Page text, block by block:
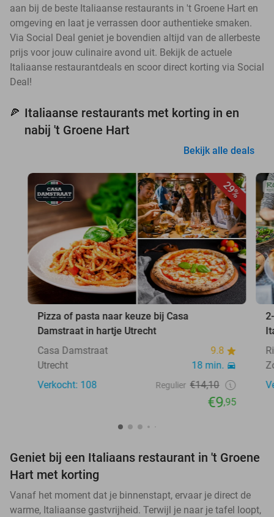
aan bij de beste Italiaanse restaurants in 't Groene Hart en
omgeving en laat je verrassen door authentieke smaken.
Via Social Deal geniet je bovendien altijd van de allerbeste
prijs voor jouw culinaire avond uit. Bekijk de actuele
Italiaanse restaurantdeals en scoor direct korting via Social
Deal!
🍕 Italiaanse restaurants met korting in en
nabij 't Groene Hart
Bekijk alle deals
29%
Pizza of pasta naar keuze bij Casa
Damstraat in hartje Utrecht
Casa Damstraat
9.8
Utrecht
18 min.
Verkocht: 108
Regulier €14,10
€9,95
Geniet bij een Italiaans restaurant in 't Groene
Hart met korting
Vanaf het moment dat je binnenstapt, ervaar je direct de
warme, Italiaanse gastvrijheid. Terwijl je naar je tafel loopt,